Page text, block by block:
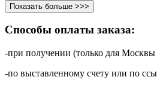
Показать больше >>>
Способы оплаты заказа:
-при получении (только для
-по выставленному счету или по